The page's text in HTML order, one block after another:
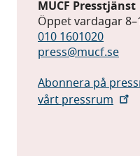
MUCF Presstjänst
Öppet vardagar
010 1601020
press@mucf.se
Abonnera på
vårt pressrum